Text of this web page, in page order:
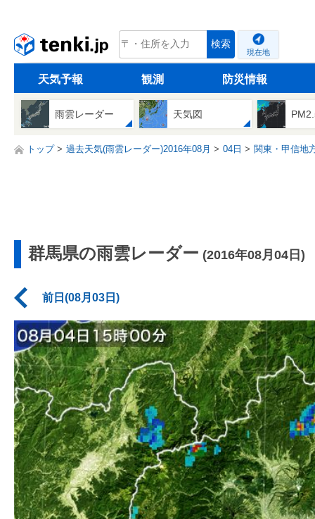
tenki.jp 検索
現在地
天気予報 観測 防災情報
雨雲レーダー 天気図
トップ 過去天気(雨雲レーダー)2016年08月 04日 関東・甲信地
群馬県の雨雲レーダー (2016年08月04日)
前日(08月03日)